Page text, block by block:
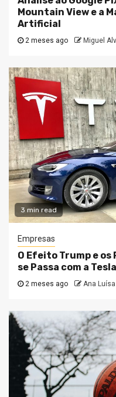
Mountain View e a
Artificial
2 meses ago Miguel
3 min read
Empresas
O Efeito Trump e os
se Passa com a
2 meses ago Ana